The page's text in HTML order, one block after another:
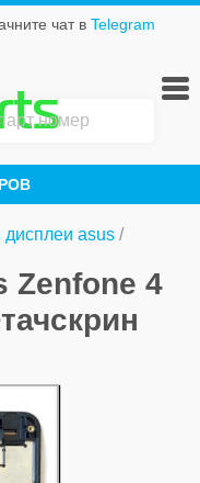
чат в Telegram
asus /
Zenfone 4